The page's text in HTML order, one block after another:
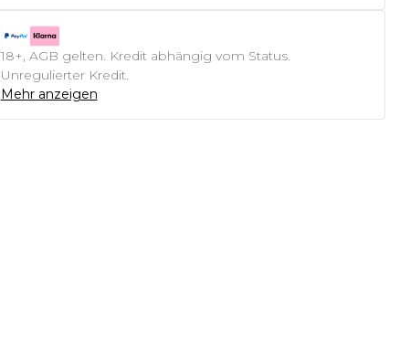
18+, AGB gelten. Kredit abhängig vom Status.
Unregulierter Kredit.
Mehr anzeigen